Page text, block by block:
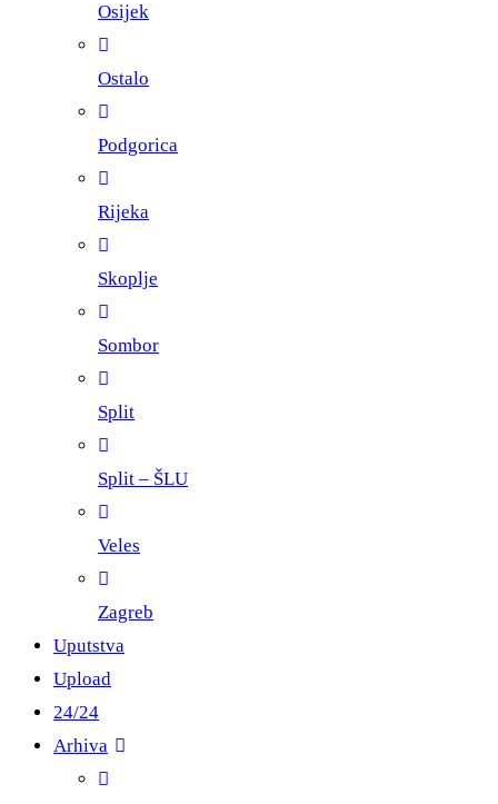
Osijek
Ostalo
Podgorica
Rijeka
Skoplje
Sombor
Split
Split – ŠLU
Veles
Zagreb
Uputstva
Upload
24/24
Arhiva